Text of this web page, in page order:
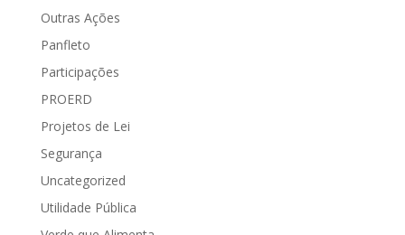
Outras Ações
Panfleto
Participações
PROERD
Projetos de Lei
Segurança
Uncategorized
Utilidade Pública